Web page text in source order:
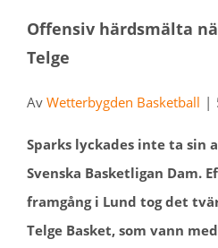
större
bild
Offensiv härdsmälta
Telge
Av Wetterbygden Basketball |
Sparks lyckades inte ta sin
Svenska Basketligan Dam.
framgång i Lund tog det
Telge Basket, som vann